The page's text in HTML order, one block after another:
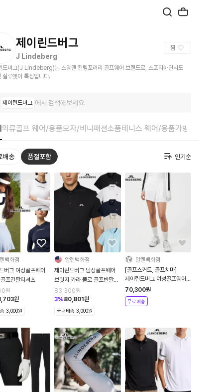
제이린드버그
J Lindeberg
찜
드버그(J Lindeberg)는 스웨덴 컨템포러리 골프웨어 브랜드로, 스포티하면서도
실루엣이 특징입니다.
제이린드버그 에서 검색해보세요.
의류골프 웨어/용품모자/비니 패션소품테니스 웨어/용품가방
배송 품절포함
백화점
버그 여성골프웨어
프긴팔티셔츠
원
원
3,000원
알렌백화점
제이린드버그 남성골프웨어
브릿지 카라 폴로 골프반팔티
셔츠
83,300원
3%80,801원
국내배송 3,000원
알렌백화점
[골프스커트, 골프치마]
제이린드버그 여성골프웨어
테아 흰색 골프스커트
70,300원
무료배송